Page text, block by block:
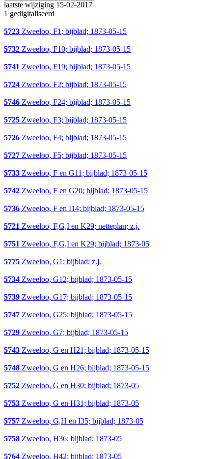
laatste wijziging 15-02-2017
1 gedigitaliseerd
5723 Zweeloo, F1; bijblad; 1873-05-15
5732 Zweeloo, F10; bijblad; 1873-05-15
5741 Zweeloo, F19; bijblad; 1873-05-15
5724 Zweeloo, F2; bijblad; 1873-05-15
5746 Zweeloo, F24; bijblad; 1873-05-15
5725 Zweeloo, F3; bijblad; 1873-05-15
5726 Zweeloo, F4; bijblad; 1873-05-15
5727 Zweeloo, F5; bijblad; 1873-05-15
5733 Zweeloo, F en G11; bijblad; 1873-05-15
5742 Zweeloo, F en G20; bijblad; 1873-05-15
5736 Zweeloo, F en I14; bijblad; 1873-05-15
5721 Zweeloo, F,G,I en K29; netteplan; z.j.
5751 Zweeloo, F,G,I en K29; bijblad; 1873-05
5775 Zweeloo, G1; bijblad; z.j.
5734 Zweeloo, G12; bijblad; 1873-05-15
5739 Zweeloo, G17; bijblad; 1873-05-15
5747 Zweeloo, G25; bijblad; 1873-05-15
5729 Zweeloo, G7; bijblad; 1873-05-15
5743 Zweeloo, G en H21; bijblad; 1873-05-15
5748 Zweeloo, G en H26; bijblad; 1873-05-15
5752 Zweeloo, G en H30; bijblad; 1873-05
5753 Zweeloo, G en H31; bijblad; 1873-05
5757 Zweeloo, G,H en I35; bijblad; 1873-05
5758 Zweeloo, H36; bijblad; 1873-05
5764 Zweeloo, H42; bijblad; 1873-05